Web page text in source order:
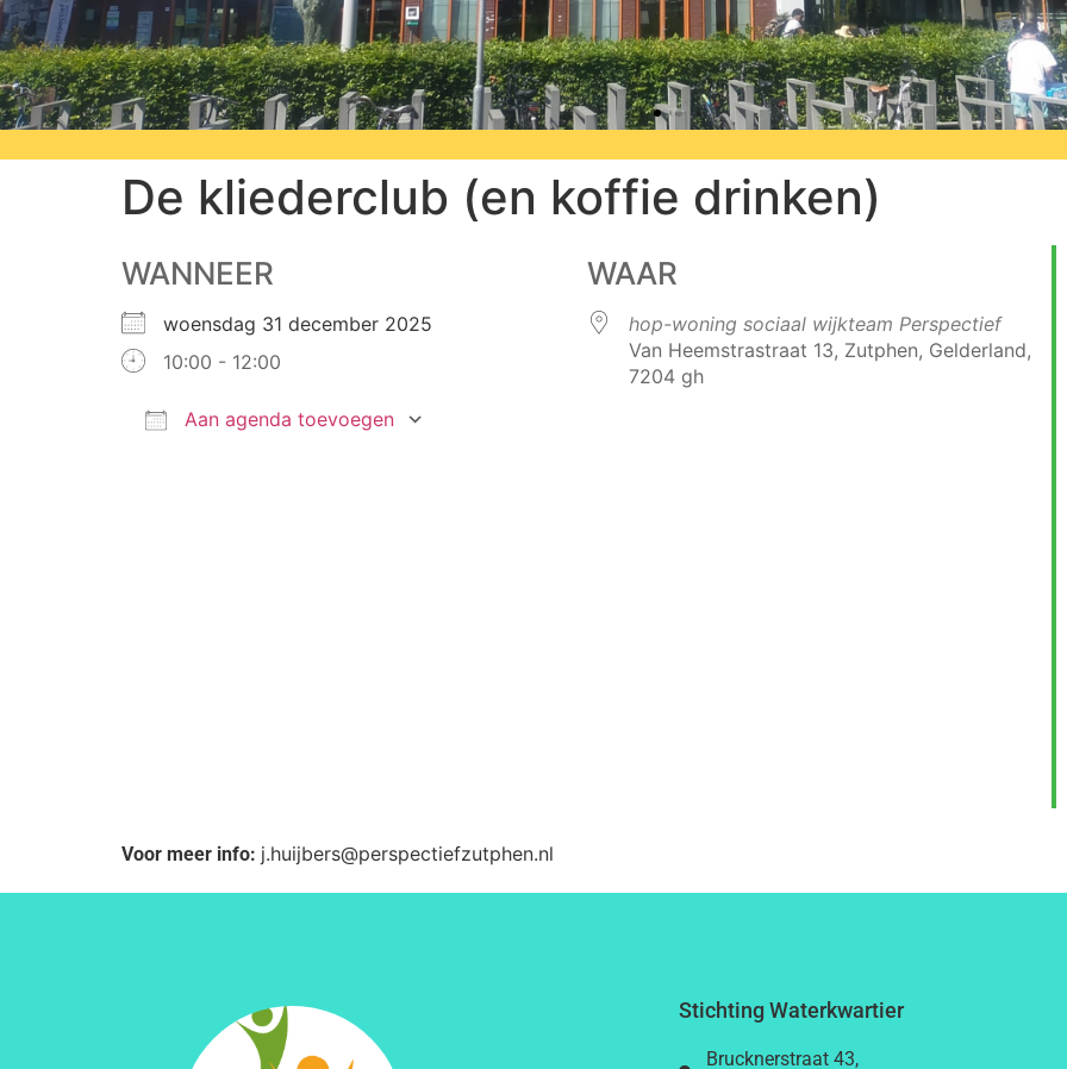
Welkom bij stichting Waterkwartier
door en voor bewoners, met hart voor onze wijk
De kliederclub (en koffie drinken)
WANNEER
woensdag 31 december 2025
10:00 - 12:00
Aan agenda toevoegen
WAAR
hop-woning sociaal wijkteam Perspectief
Van Heemstrastraat 13, Zutphen, Gelderland,
7204 gh
Voor meer info: j.huijbers@perspectiefzutphen.nl
Stichting Waterkwartier
Brucknerstraat 43,